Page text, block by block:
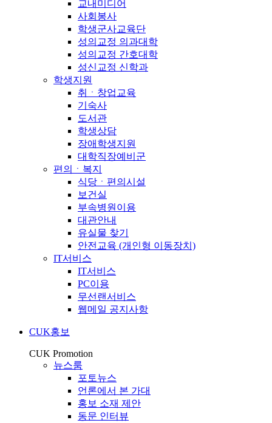
교내미디어
사회봉사
학생군사교육단
성의교정 의과대학
성의교정 간호대학
성신교정 신학과
학생지원
취ㆍ창업교육
기숙사
도서관
학생상담
장애학생지원
대학직장예비군
편의ㆍ복지
식당ㆍ편의시설
보건실
부속병원이용
대관안내
유실물 찾기
안전교육 (개인형 이동장치)
IT서비스
IT서비스
PC이용
무선랜서비스
웹메일 공지사항
CUK홍보
CUK Promotion
뉴스룸
포토뉴스
언론에서 본 가대
홍보 소재 제안
동문 인터뷰